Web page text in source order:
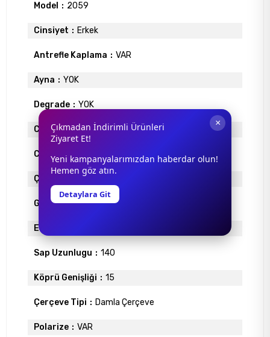
Model 2059
Cinsiyet Erkek
Antrefle Kaplama VAR
Ayna YOK
Degrade YOK
Cam Materyali POLİKARBON
Cam Rengi KOYU MAVİ
Çerçeve Materyali
Gövde Rengi GÜMÜŞ
Ekartman
Sap Uzunlugu 140
Köprü Genişliği 15
Çerçeve Tipi Damla Çerçeve
Polarize VAR
×
Çıkmadan İndirimli Ürünleri
Ziyaret Et!
Yeni kampanyalarımızdan haberdar olun!
Hemen göz atın.
Detaylara Git